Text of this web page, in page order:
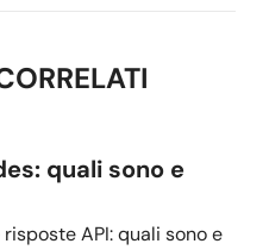
quali sono e
API: quali sono e